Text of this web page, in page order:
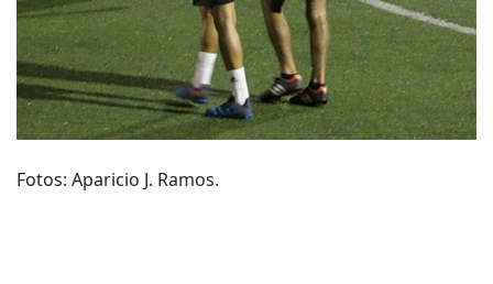
Fotos: Aparicio J. Ramos.